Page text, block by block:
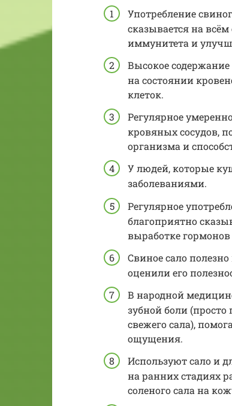
Употребление
сказывается на
иммунитета и
Высокое
на состоянии
клеток.
Регулярное
кровяных сосудов,
организма и
У людей, которые
заболеваниями.
Регулярное
благоприятно
выработке
Свиное сало
оценили его
В народной
зубной боли (просто
свежего сала),
ощущения.
Используют сало и
на ранних стадиях
соленого сала на